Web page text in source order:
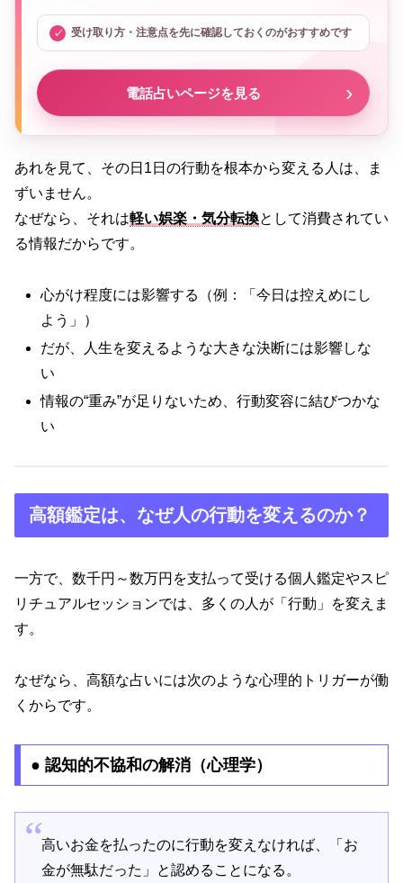
受け取り方・注意点を先に確認しておくのがおすすめです
電話占いページを見る
あれを見て、その日1日の行動を根本から変える人は、ま
ずいません。
なぜなら、それは軽い娯楽・気分転換として消費されてい
る情報だからです。
心がけ程度には影響する（例：「今日は控えめにし
よう」）
だが、人生を変えるような大きな決断には影響しな
い
情報の“重み”が足りないため、行動変容に結びつかな
い
高額鑑定は、なぜ人の行動を変えるのか？
一方で、数千円～数万円を支払って受ける個人鑑定やスピ
リチュアルセッションでは、多くの人が「行動」を変えま
す。
なぜなら、高額な占いには次のような心理的トリガーが働
くからです。
● 認知的不協和の解消（心理学）
高いお金を払ったのに行動を変えなければ、「お
金が無駄だった」と認めることになる。